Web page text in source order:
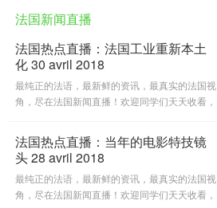
法国新闻直播
法国热点直播：法国工业重新本土
化 30 avril 2018
最纯正的法语，最新鲜的资讯，最真实的法国视
角，尽在法国新闻直播！欢迎同学们天天收看，
《TF1Journal》在社团的更新。
法国热点直播：当年的电影特技镜
头 28 avril 2018
最纯正的法语，最新鲜的资讯，最真实的法国视
角，尽在法国新闻直播！欢迎同学们天天收看，